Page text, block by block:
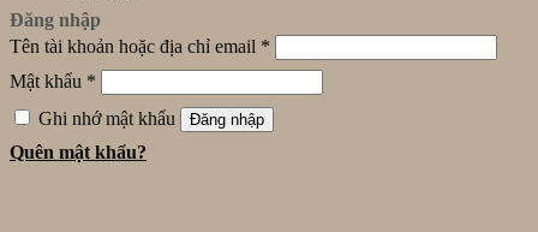
Đăng nhập
Tên tài khoản hoặc địa chỉ email *
Mật khẩu *
Ghi nhớ mật khẩu
Đăng nhập
Quên mật khẩu?